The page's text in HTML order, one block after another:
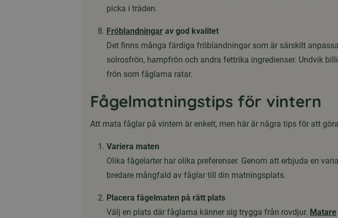
picka i träden.
Fröblandningar av god kvalitet
Det finns många färdiga fröblandningar som är särskilt
solrosfrön, hampfrön och andra fettrika ingredienser. Undvik
frön som fåglarna ratar.
Fågelmatningstips för vintern
Att mata fåglar på vintern är enkelt, men här är några tips för att
Variera maten
Olika fågelarter har olika preferenser. Genom att erbjuda en
bredare mångfald av fåglar till din matningsplats.
Placera fågelmaten på rätt plats
Välj en plats där fåglarna känner sig trygga från rovdjur. Matare